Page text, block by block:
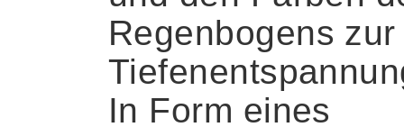
Regenbogens zur
In Form eines